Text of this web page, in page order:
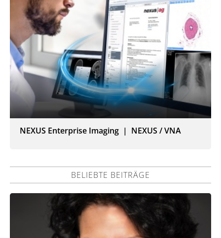
NEXUS Enterprise Imaging | NEXUS / VNA
BELIEBTE BEITRÄGE